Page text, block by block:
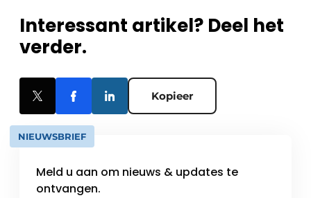
Interessant artikel? Deel het
verder.
Kopieer
NIEUWSBRIEF
Meld u aan om nieuws & updates te
ontvangen.